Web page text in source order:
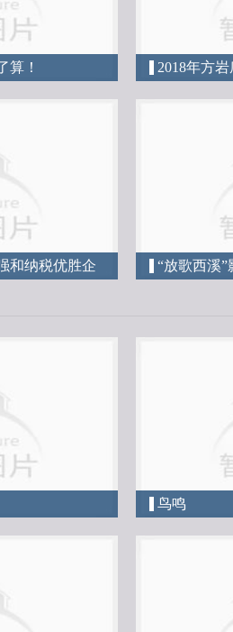
算！
2018年方
和纳税优胜企
“放歌西溪
鸟鸣